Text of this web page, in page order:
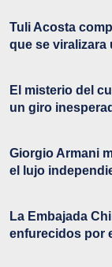
Tuli Acosta
que se
El misterio del
un giro
Giorgio Armani
el lujo
La Embajada
enfurecidos por